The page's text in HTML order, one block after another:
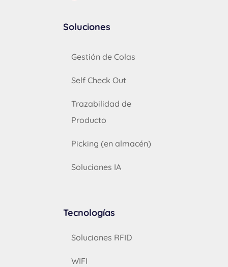
Soluciones
Gestión de Colas
Self Check Out
Trazabilidad de
Producto
Picking (en almacén)
Soluciones IA
Tecnologías
Soluciones RFID
WIFI